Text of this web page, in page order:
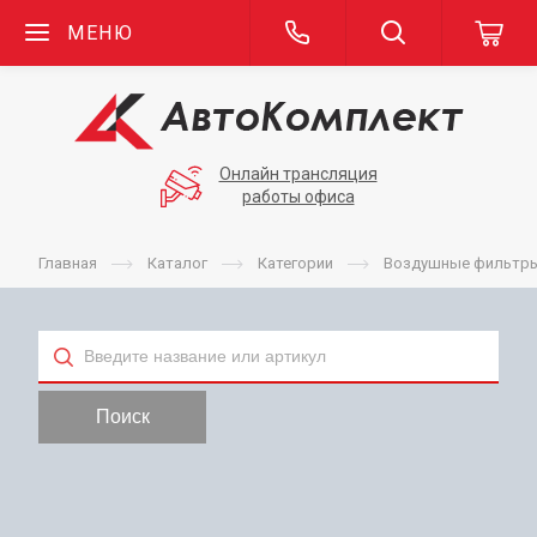
МЕНЮ
Онлайн трансляция
работы офиса
Главная Каталог Категории Воздушные
Поиск